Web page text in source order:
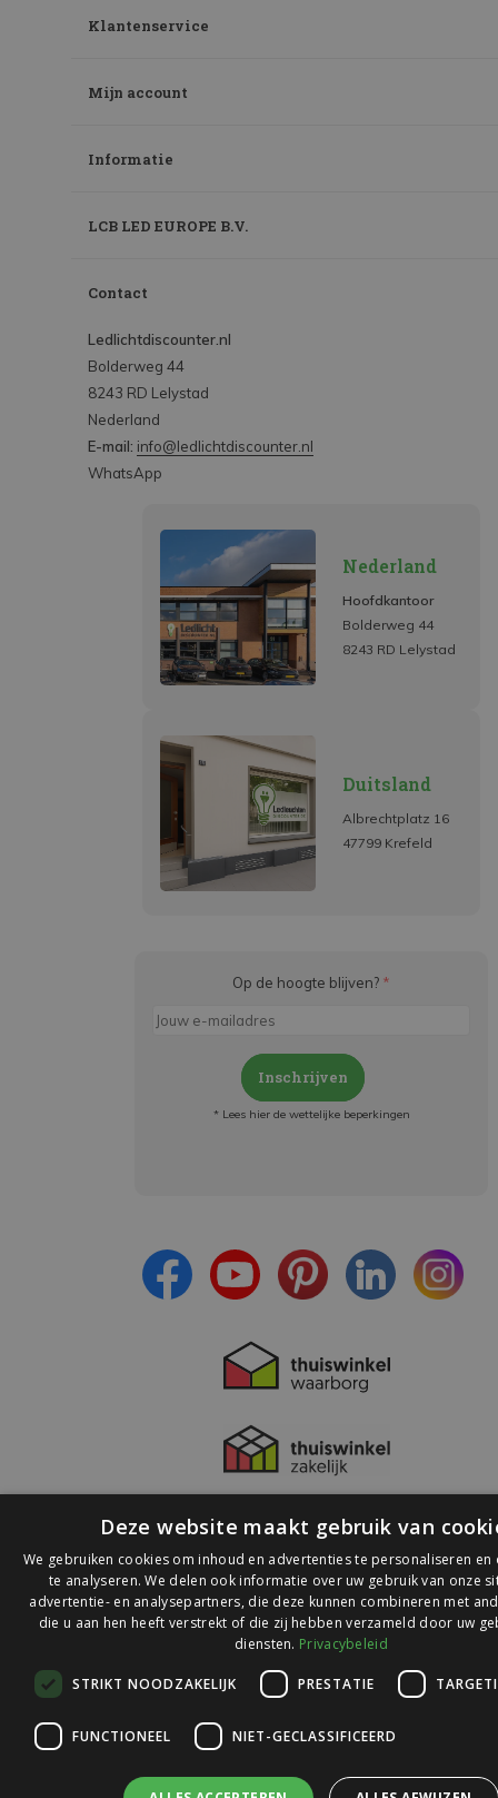
Klantenservice
Mijn account
Informatie
LCB LED EUROPE B.V.
Contact
Ledlichtdiscounter.nl
Bolderweg 44
8243 RD Lelystad
Nederland
E-mail: info@ledlichtdiscounter.nl
WhatsApp
Nederland
Hoofdkantoor
Bolderweg 44
8243 RD Lelystad
Duitsland
Albrechtplatz 16
47799 Krefeld
Op de hoogte blijven? *
Inschrijven
* Lees hier de wettelijke beperkingen
© 2026 Ledlichtdiscounter.nl
op
Webwinkelkeur
Deze website maakt gebruik van
We gebruiken cookies om inhoud en advertenties te personaliseren en
te analyseren. We delen ook informatie over uw gebruik van onze
advertentie- en analysepartners, die deze kunnen combineren met
die u aan hen heeft verstrekt of die zij hebben verzameld door uw
diensten. Privacybeleid
STRIKT NOODZAKELIJK PRESTATIE
FUNCTIONEEL NIET-GECLASSIFICEERD